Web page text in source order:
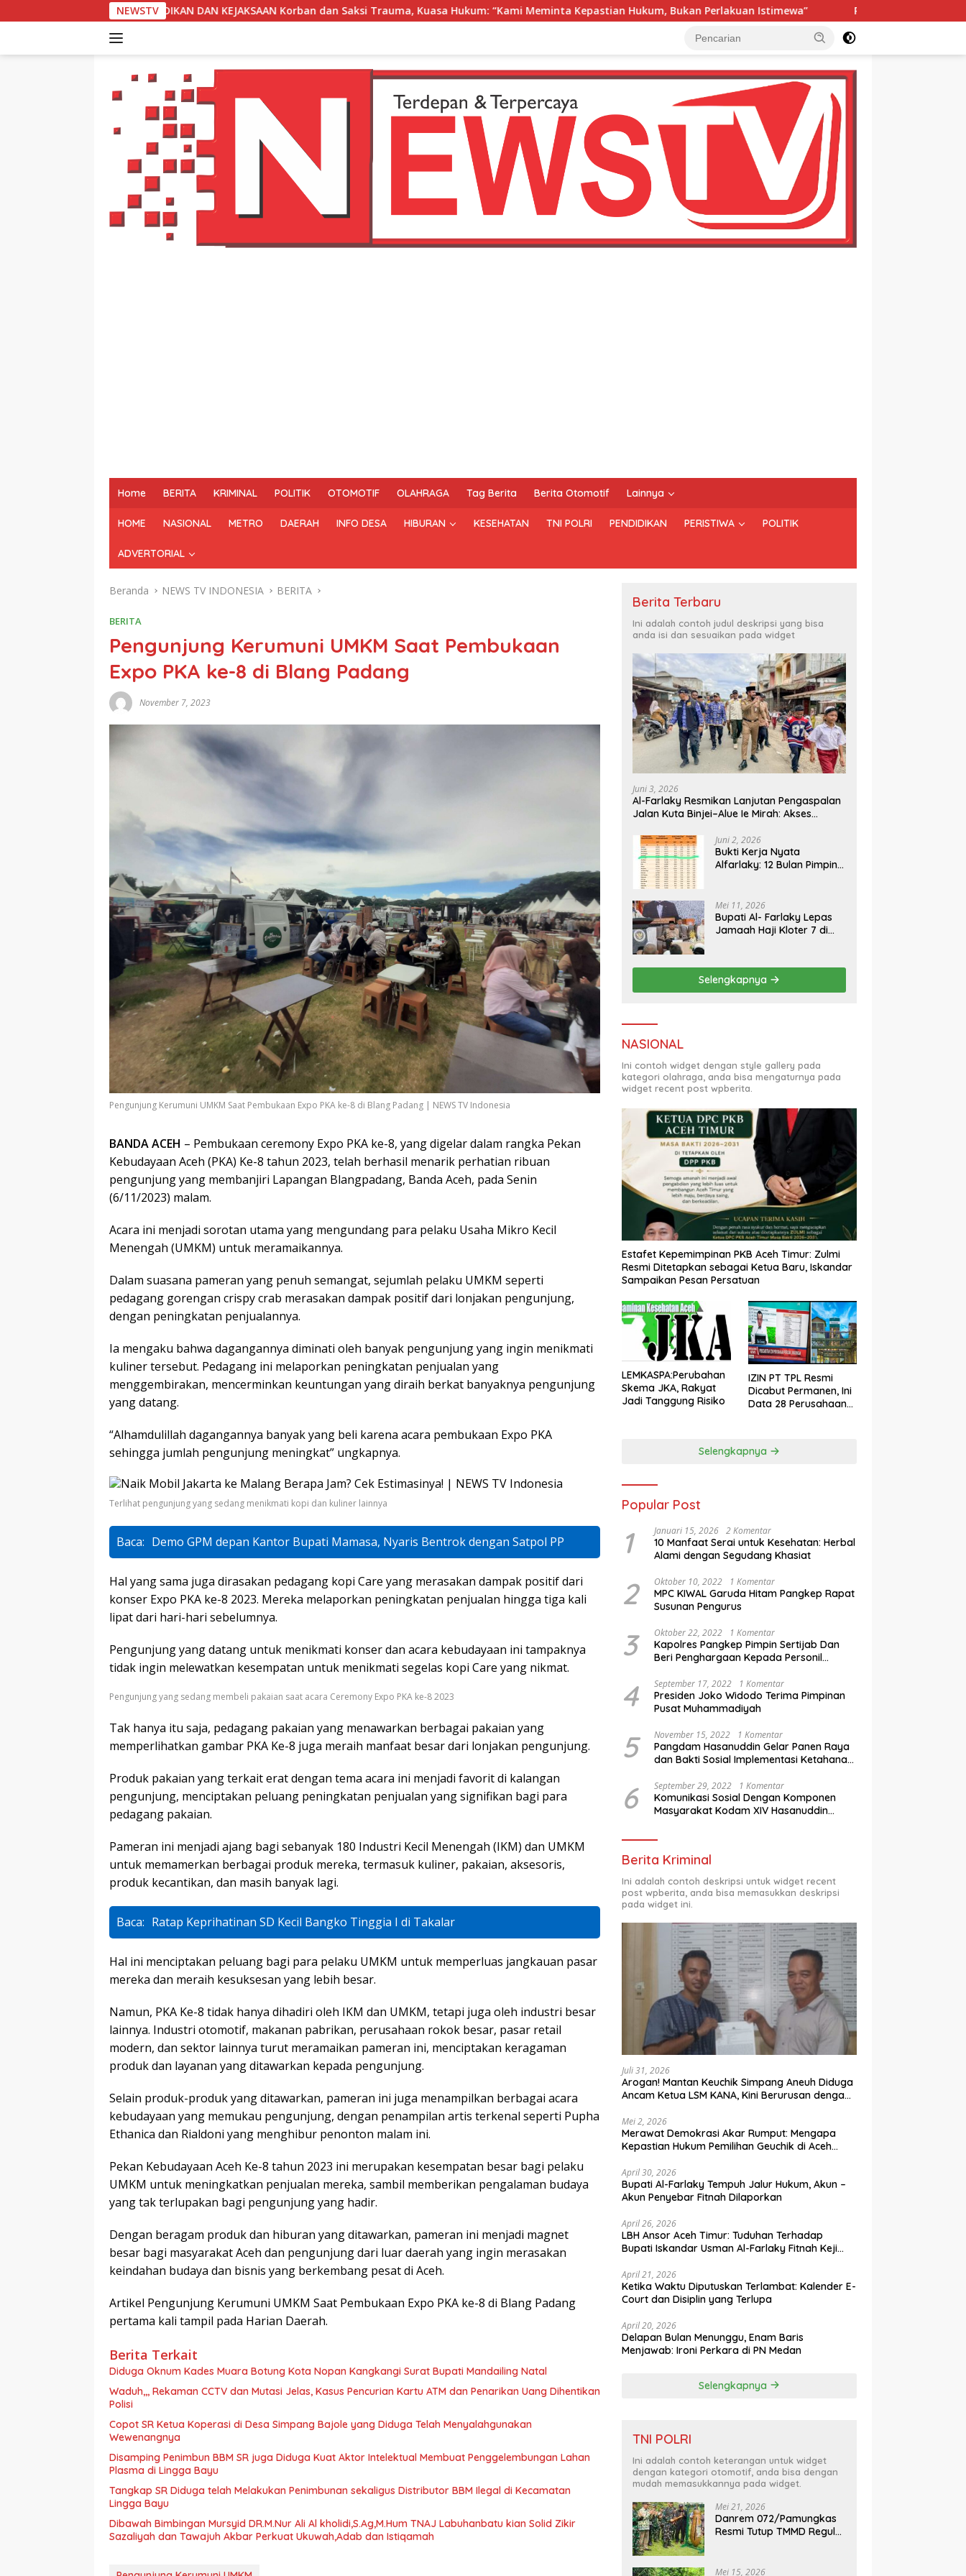
ke
NEWSTV
DAN KEJAKSAAN Korban dan Saksi Trauma, Kuasa Hukum: “Kami Meminta Kepastian Hukum, Bukan Perlakuan Istimewa” Raja Luat Marancar Optimistis Sengketa Tanah
Home BERITA KRIMINAL POLITIK OTOMOTIF OLAHRAGA Tag Berita Berita Otomotif Lainnya
HOME NASIONAL METRO DAERAH INFO DESA HIBURAN KESEHATAN TNI POLRI PENDIDIKAN PERISTIWA POLITIK
ADVERTORIAL
Beranda NEWS TV INDONESIA BERITA
BERITA
Pengunjung Kerumuni UMKM Saat Pembukaan
Expo PKA ke-8 di Blang Padang
November 7, 2023
Pengunjung Kerumuni UMKM Saat Pembukaan Expo PKA ke-8 di Blang Padang | NEWS TV Indonesia
BANDA ACEH – Pembukaan ceremony Expo PKA ke-8, yang digelar dalam rangka Pekan
Kebudayaan Aceh (PKA) Ke-8 tahun 2023, telah berhasil menarik perhatian ribuan
pengunjung yang membanjiri Lapangan Blangpadang, Banda Aceh, pada Senin
(6/11/2023) malam.
Acara ini menjadi sorotan utama yang mengundang para pelaku Usaha Mikro Kecil
Menengah (UMKM) untuk meramaikannya.
Dalam suasana pameran yang penuh semangat, sejumlah pelaku UMKM seperti
pedagang gorengan crispy crab merasakan dampak positif dari lonjakan pengunjung,
dengan peningkatan penjualannya.
Ia mengaku bahwa dagangannya diminati oleh banyak pengunjung yang ingin menikmati
kuliner tersebut. Pedagang ini melaporkan peningkatan penjualan yang
menggembirakan, mencerminkan keuntungan yang diraih berkat banyaknya pengunjung
yang datang.
“Alhamdulillah dagangannya banyak yang beli karena acara pembukaan Expo PKA
sehingga jumlah pengunjung meningkat” ungkapnya.
Terlihat pengunjung yang sedang menikmati kopi dan kuliner lainnya
Baca: Demo GPM depan Kantor Bupati Mamasa, Nyaris Bentrok dengan Satpol PP
Hal yang sama juga dirasakan pedagang kopi Care yang merasakan dampak positif dari
konser Expo PKA ke-8 2023. Mereka melaporkan peningkatan penjualan hingga tiga kali
lipat dari hari-hari sebelumnya.
Pengunjung yang datang untuk menikmati konser dan acara kebudayaan ini tampaknya
tidak ingin melewatkan kesempatan untuk menikmati segelas kopi Care yang nikmat.
Pengunjung yang sedang membeli pakaian saat acara Ceremony Expo PKA ke-8 2023
Tak hanya itu saja, pedagang pakaian yang menawarkan berbagai pakaian yang
memperlihatkan gambar PKA Ke-8 juga meraih manfaat besar dari lonjakan pengunjung.
Produk pakaian yang terkait erat dengan tema acara ini menjadi favorit di kalangan
pengunjung, menciptakan peluang peningkatan penjualan yang signifikan bagi para
pedagang pakaian.
Pameran ini menjadi ajang bagi sebanyak 180 Industri Kecil Menengah (IKM) dan UMKM
untuk memamerkan berbagai produk mereka, termasuk kuliner, pakaian, aksesoris,
produk kecantikan, dan masih banyak lagi.
Baca: Ratap Keprihatinan SD Kecil Bangko Tinggia I di Takalar
Hal ini menciptakan peluang bagi para pelaku UMKM untuk memperluas jangkauan pasar
mereka dan meraih kesuksesan yang lebih besar.
Namun, PKA Ke-8 tidak hanya dihadiri oleh IKM dan UMKM, tetapi juga oleh industri besar
lainnya. Industri otomotif, makanan pabrikan, perusahaan rokok besar, pasar retail
modern, dan sektor lainnya turut meramaikan pameran ini, menciptakan keragaman
produk dan layanan yang ditawarkan kepada pengunjung.
Selain produk-produk yang ditawarkan, pameran ini juga menampilkan berbagai acara
kebudayaan yang memukau pengunjung, dengan penampilan artis terkenal seperti Pupha
Ethanica dan Rialdoni yang menghibur penonton malam ini.
Pekan Kebudayaan Aceh Ke-8 tahun 2023 ini merupakan kesempatan besar bagi pelaku
UMKM untuk meningkatkan penjualan mereka, sambil memberikan pengalaman budaya
yang tak terlupakan bagi pengunjung yang hadir.
Dengan beragam produk dan hiburan yang ditawarkan, pameran ini menjadi magnet
besar bagi masyarakat Aceh dan pengunjung dari luar daerah yang ingin merasakan
keindahan budaya dan bisnis yang berkembang pesat di Aceh.
Artikel Pengunjung Kerumuni UMKM Saat Pembukaan Expo PKA ke-8 di Blang Padang
pertama kali tampil pada Harian Daerah.
Berita Terkait
Diduga Oknum Kades Muara Botung Kota Nopan Kangkangi Surat Bupati Mandailing Natal
Waduh,,, Rekaman CCTV dan Mutasi Jelas, Kasus Pencurian Kartu ATM dan Penarikan Uang Dihentikan
Polisi
Copot SR Ketua Koperasi di Desa Simpang Bajole yang Diduga Telah Menyalahgunakan
Wewenangnya
Disamping Penimbun BBM SR juga Diduga Kuat Aktor Intelektual Membuat Penggelembungan Lahan
Plasma di Lingga Bayu
Tangkap SR Diduga telah Melakukan Penimbunan sekaligus Distributor BBM Ilegal di Kecamatan
Lingga Bayu
Dibawah Bimbingan Mursyid DR.M.Nur Ali Al kholidi,S.Ag,M.Hum TNAJ Labuhanbatu kian Solid Zikir
Sazaliyah dan Tawajuh Akbar Perkuat Ukuwah,Adab dan Istiqamah
Berita Terbaru
Ini adalah contoh judul deskripsi yang bisa
anda isi dan sesuaikan pada widget
Juni 3, 2026
Al-Farlaky Resmikan Lanjutan Pengaspalan
Jalan Kuta Binjei–Alue Ie Mirah: Akses
Juni 2, 2026
Bukti Kerja Nyata
Alfarlaky: 12 Bulan Pimpin,
Mei 11, 2026
Bupati Al- Farlaky Lepas
Jamaah Haji Kloter 7 di
Selengkapnya
NASIONAL
Ini contoh widget dengan style gallery pada
kategori olahraga, anda bisa mengaturnya pada
widget recent post wpberita.
Estafet Kepemimpinan PKB Aceh Timur: Zulmi
Resmi Ditetapkan sebagai Ketua Baru, Iskandar
Sampaikan Pesan Persatuan
LEMKASPA:Perubahan
Skema JKA, Rakyat
Jadi Tanggung Risiko
IZIN PT TPL Resmi
Dicabut Permanen, Ini
Data 28 Perusahaan
Selengkapnya
Popular Post
1 Januari 15, 2026 2 Komentar
10 Manfaat Serai untuk Kesehatan: Herbal
Alami dengan Segudang Khasiat
2 Oktober 10, 2022 1 Komentar
MPC KIWAL Garuda Hitam Pangkep Rapat
Susunan Pengurus
3 Oktober 22, 2022 1 Komentar
Kapolres Pangkep Pimpin Sertijab Dan
Beri Penghargaan Kepada Personil
4 September 17, 2022 1 Komentar
Presiden Joko Widodo Terima Pimpinan
Pusat Muhammadiyah
5 November 15, 2022 1 Komentar
Pangdam Hasanuddin Gelar Panen Raya
dan Bakti Sosial Implementasi Ketahanan
6 September 29, 2022 1 Komentar
Komunikasi Sosial Dengan Komponen
Masyarakat Kodam XIV Hasanuddin
Berita Kriminal
Ini adalah contoh deskripsi untuk widget recent
post wpberita, anda bisa memasukkan deskripsi
pada widget ini.
Juli 31, 2026
Arogan! Mantan Keuchik Simpang Aneuh Diduga
Ancam Ketua LSM KANA, Kini Berurusan dengan
Mei 2, 2026
Merawat Demokrasi Akar Rumput: Mengapa
Kepastian Hukum Pemilihan Geuchik di Aceh
April 30, 2026
Bupati Al-Farlaky Tempuh Jalur Hukum, Akun –
Akun Penyebar Fitnah Dilaporkan
April 26, 2026
LBH Ansor Aceh Timur: Tuduhan Terhadap
Bupati Iskandar Usman Al-Farlaky Fitnah Keji
April 21, 2026
Ketika Waktu Diputuskan Terlambat: Kalender E-
Court dan Disiplin yang Terlupa
April 20, 2026
Delapan Bulan Menunggu, Enam Baris
Menjawab: Ironi Perkara di PN Medan
Selengkapnya
TNI POLRI
Ini adalah contoh keterangan untuk widget
dengan kategori otomotif, anda bisa dengan
mudah memasukkannya pada widget.
Mei 21, 2026
Danrem 072/Pamungkas
Resmi Tutup TMMD Reguler
Mei 15, 2026